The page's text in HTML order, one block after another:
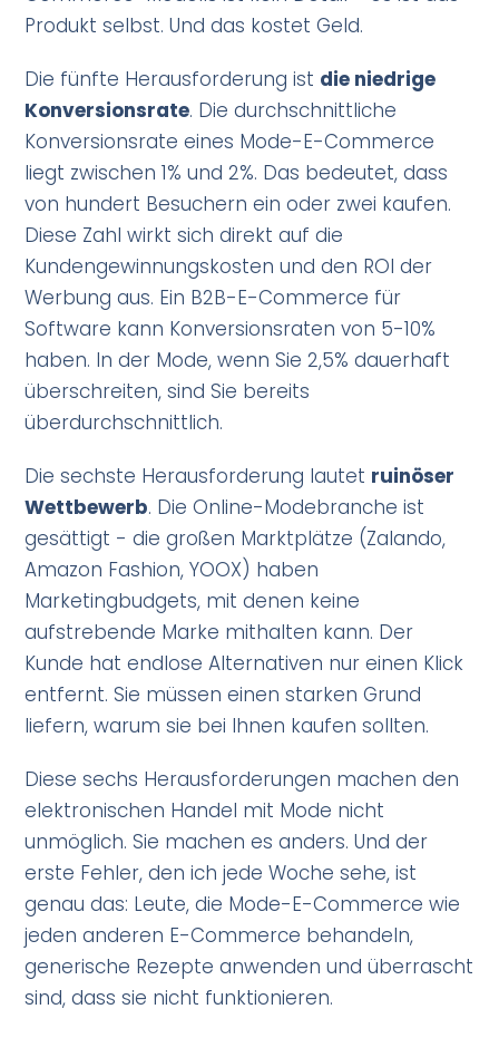
Produkt selbst. Und das kostet Geld.
Die fünfte Herausforderung ist die niedrige
Konversionsrate. Die durchschnittliche
Konversionsrate eines Mode-E-Commerce
liegt zwischen 1% und 2%. Das bedeutet, dass
von hundert Besuchern ein oder zwei kaufen.
Diese Zahl wirkt sich direkt auf die
Kundengewinnungskosten und den ROI der
Werbung aus. Ein B2B-E-Commerce für
Software kann Konversionsraten von 5-10%
haben. In der Mode, wenn Sie 2,5% dauerhaft
überschreiten, sind Sie bereits
überdurchschnittlich.
Die sechste Herausforderung lautet ruinöser
Wettbewerb. Die Online-Modebranche ist
gesättigt - die großen Marktplätze (Zalando,
Amazon Fashion, YOOX) haben
Marketingbudgets, mit denen keine
aufstrebende Marke mithalten kann. Der
Kunde hat endlose Alternativen nur einen Klick
entfernt. Sie müssen einen starken Grund
liefern, warum sie bei Ihnen kaufen sollten.
Diese sechs Herausforderungen machen den
elektronischen Handel mit Mode nicht
unmöglich. Sie machen es anders. Und der
erste Fehler, den ich jede Woche sehe, ist
genau das: Leute, die Mode-E-Commerce wie
jeden anderen E-Commerce behandeln,
generische Rezepte anwenden und überrascht
sind, dass sie nicht funktionieren.